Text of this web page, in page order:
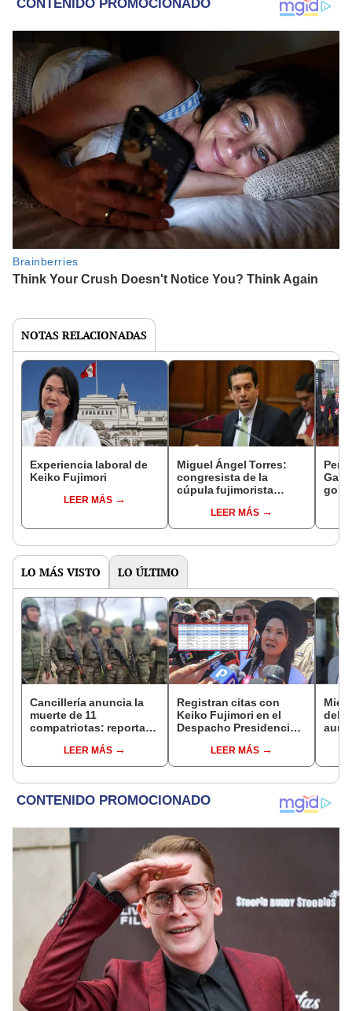
NOTAS RELACIONADAS
Experiencia laboral de
Keiko Fujimori
LEER MÁS
Miguel Ángel Torres:
congresista de la
cúpula fujimorista
del SenadoLEER MÁS
LO MÁS VISTO LO ÚLTIMO
Cancillería anuncia la
muerte de 11
compatriotas: reportan
capturados por Ucrania
LEER MÁS
Registran citas con
Keiko Fujimori en el
Despacho Presidencial
LEER MÁS
del